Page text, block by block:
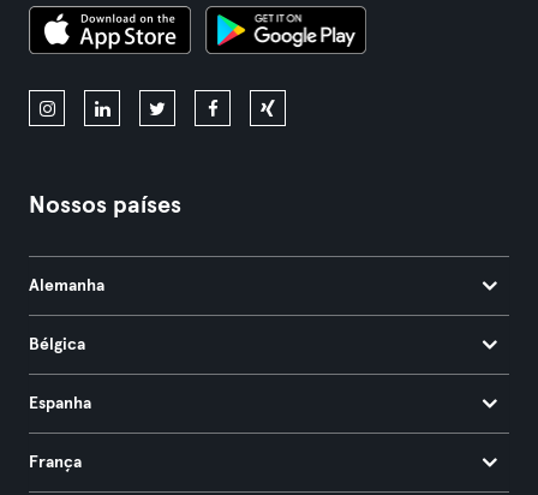
Nossos países
Alemanha
Bélgica
Espanha
França